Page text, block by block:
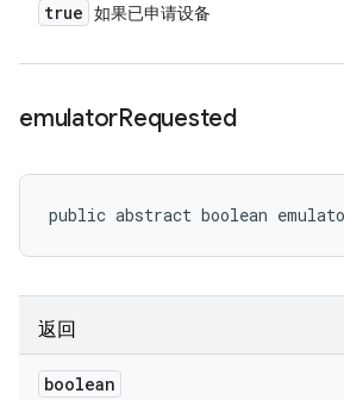
true 如果已申请设备
emulatorRequested
public abstract boolean
返回
boolean